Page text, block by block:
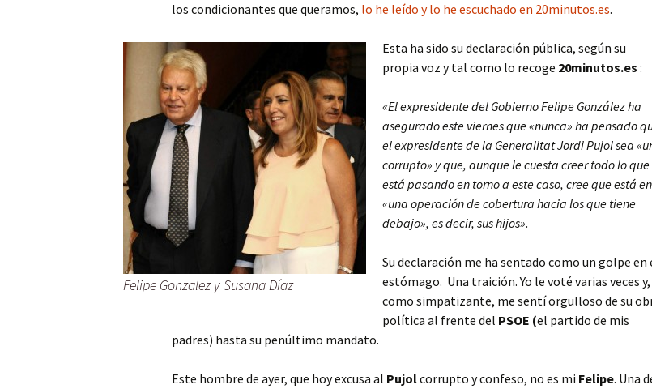
los condicionantes que queramos, lo he leído y lo he escuchado en 20minutos.es.
Felipe Gonzalez y Susana Díaz
Esta ha sido su declaración pública, según su
propia voz y tal como lo recoge 20minutos.es :
«El expresidente del Gobierno Felipe González ha
asegurado este viernes que «nunca» ha pensado
el expresidente de la Generalitat Jordi Pujol sea
corrupto» y que, aunque le cuesta creer todo lo que
está pasando en torno a este caso, cree que está en
«una operación de cobertura hacia los que tiene
debajo», es decir, sus hijos».
Su declaración me ha sentado como un golpe en
estómago. Una traición. Yo le voté varias veces y,
como simpatizante, me sentí orgulloso de su
política al frente del PSOE (el partido de mis
padres) hasta su penúltimo mandato.
Este hombre de ayer, que hoy excusa al Pujolcorrupto y confeso, no es mi Felipe. Una